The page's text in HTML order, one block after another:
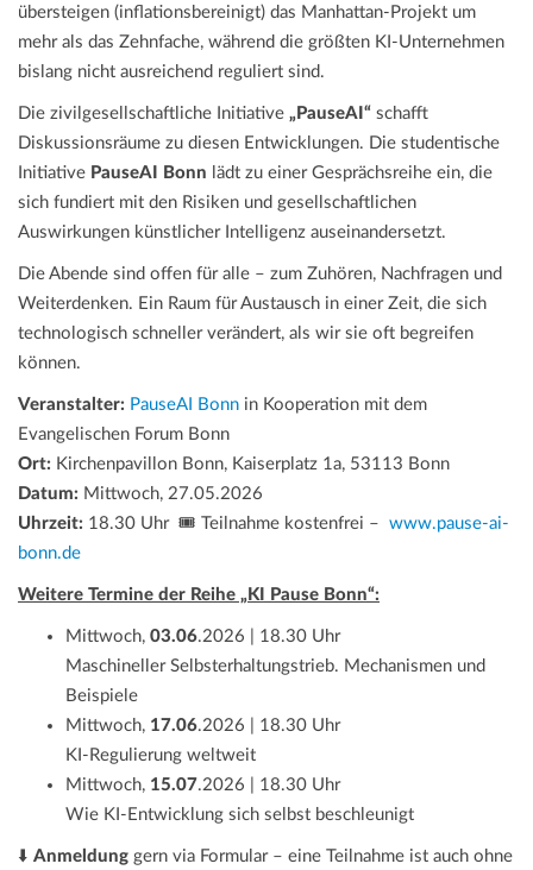
übersteigen (inflationsbereinigt) das Manhattan-Projekt um
mehr als das Zehnfache, während die größten KI-Unternehmen
bislang nicht ausreichend reguliert sind.
Die zivilgesellschaftliche Initiative „PauseAI“ schafft
Diskussionsräume zu diesen Entwicklungen. Die studentische
Initiative PauseAI Bonn lädt zu einer Gesprächsreihe ein, die
sich fundiert mit den Risiken und gesellschaftlichen
Auswirkungen künstlicher Intelligenz auseinandersetzt.
Die Abende sind offen für alle – zum Zuhören, Nachfragen und
Weiterdenken. Ein Raum für Austausch in einer Zeit, die sich
technologisch schneller verändert, als wir sie oft begreifen
können.
Veranstalter: PauseAI Bonn in Kooperation mit dem
Evangelischen Forum Bonn
Ort: Kirchenpavillon Bonn, Kaiserplatz 1a, 53113 Bonn
Datum: Mittwoch, 27.05.2026
Uhrzeit: 18.30 Uhr 🎟️ Teilnahme kostenfrei – www.pause-ai-
bonn.de
Weitere Termine der Reihe „KI Pause Bonn“:
Mittwoch, 03.06.2026 | 18.30 Uhr
Maschineller Selbsterhaltungstrieb. Mechanismen und
Beispiele
Mittwoch, 17.06.2026 | 18.30 Uhr
KI-Regulierung weltweit
Mittwoch, 15.07.2026 | 18.30 Uhr
Wie KI-Entwicklung sich selbst beschleunigt
⬇️ Anmeldung gern via Formular – eine Teilnahme ist auch ohne